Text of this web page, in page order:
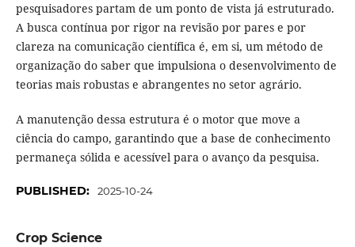
pesquisadores partam de um ponto de vista já estruturado.
A busca contínua por rigor na revisão por pares e por
clareza na comunicação científica é, em si, um método de
organização do saber que impulsiona o desenvolvimento de
teorias mais robustas e abrangentes no setor agrário.
A manutenção dessa estrutura é o motor que move a
ciência do campo, garantindo que a base de conhecimento
permaneça sólida e acessível para o avanço da pesquisa.
PUBLISHED: 2025-10-24
Crop Science